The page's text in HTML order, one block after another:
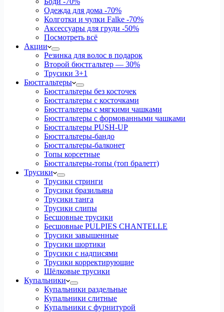
Одежда для дома -70%
Колготки и чулки Falke -70%
Аксессуары для груди -50%
Посмотреть всё
Акции
Резинка для волос в подарок
Второй бюстгальтер — 30%
Трусики 3+1
Бюстгальтеры
Бюстгальтеры без косточек
Бюстгальтеры с косточками
Бюстгальтеры с мягкими чашками
Бюстгальтеры с формованными чашками
Бюстгальтеры PUSH-UP
Бюстгальтеры-бандо
Бюстгальтеры-балконет
Топы корсетные
Бюстгальтеры-топы (топ бралетт)
Трусики
Трусики стринги
Трусики бразильяна
Трусики танга
Трусики слипы
Бесшовные трусики
Бесшовные PULPIES CHANTELLE
Трусики завышенные
Трусики шортики
Трусики с надписями
Трусики корректирующие
Шёлковые трусики
Купальники
Купальники раздельные
Купальники слитные
Купальники с фурнитурой